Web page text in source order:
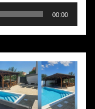
00:00